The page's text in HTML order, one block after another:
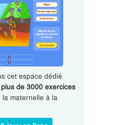
cet espace dédié
plus de 3000 exercices
maternelle à la